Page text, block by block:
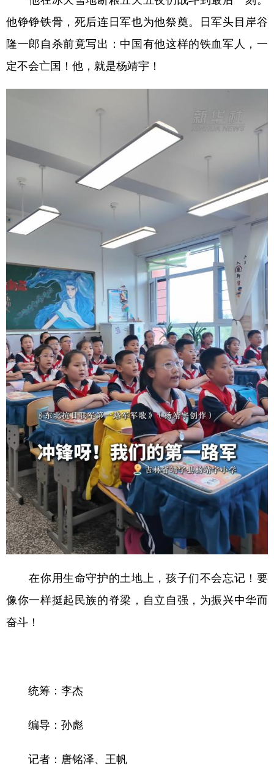
他铮铮铁骨，死后连日军也为他祭奠。日军头目岸谷
隆一郎自杀前竟写出：中国有他这样的铁血军人，一
定不会亡国！他，就是杨靖宇！
在你用生命守护的土地上，孩子们不会忘记！要
像你一样挺起民族的脊梁，自立自强，为振兴中华而
奋斗！
统筹：李杰
编导：孙彪
记者：唐铭泽、王帆